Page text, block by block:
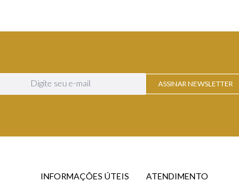
ASSINAR NEWSLETTER
INFORMAÇÕES ÚTEIS ATENDIMENTO